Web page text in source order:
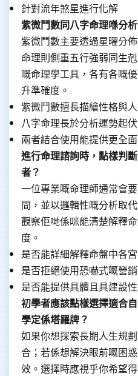
針對流年煞星進行化解
紫微鬥數同八字命理喺分
紫微鬥數主要透過星曜分
命理則側重五行強弱同生
嘅命理學工具，各有各嘅
升準確度。
紫微鬥數擅長描繪性格與
八字命理長於分析運勢起
兩者結合使用能提供更全
進行命理諮詢時，點樣判
者？
一位專業嘅命理師通常會
間，並以邏輯性嘅分析取
觀察佢哋係咪能清楚解釋
度。
是否能詳細解釋命盤中各
是否拒絕使用恐嚇式嘅營
是否能提供具體且具建設
初學者應該點樣選擇適合
學定係塔羅牌？
如果你想探索長期人生規
合；若係想解決眼前嘅困
效。選擇時應視乎你希望